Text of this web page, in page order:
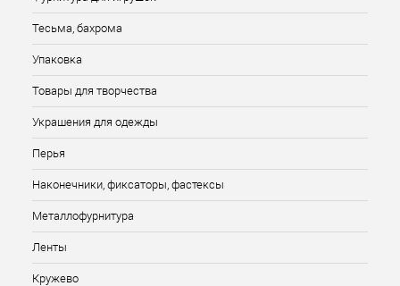
Тесьма, бахрома
Упаковка
Товары для творчества
Украшения для одежды
Перья
Наконечники, фиксаторы, фастексы
Металлофурнитура
Ленты
Кружево